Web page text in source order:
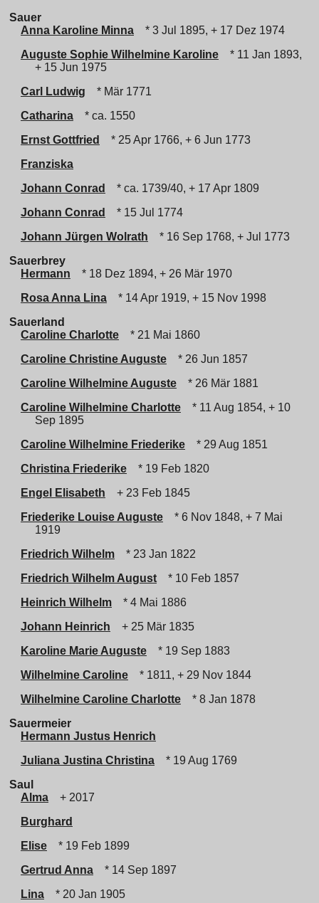
Sauer
Anna Karoline Minna
* 3 Jul 1895, + 17 Dez 1974
Auguste Sophie Wilhelmine Karoline
* 11 Jan 1893,
+ 15 Jun 1975
Carl Ludwig
* Mär 1771
Catharina
* ca. 1550
Ernst Gottfried
* 25 Apr 1766, + 6 Jun 1773
Franziska
Johann Conrad
* ca. 1739/40, + 17 Apr 1809
Johann Conrad
* 15 Jul 1774
Johann Jürgen Wolrath
* 16 Sep 1768, + Jul 1773
Sauerbrey
Hermann
* 18 Dez 1894, + 26 Mär 1970
Rosa Anna Lina
* 14 Apr 1919, + 15 Nov 1998
Sauerland
Caroline Charlotte
* 21 Mai 1860
Caroline Christine Auguste
* 26 Jun 1857
Caroline Wilhelmine Auguste
* 26 Mär 1881
Caroline Wilhelmine Charlotte
* 11 Aug 1854, + 10
Sep 1895
Caroline Wilhelmine Friederike
* 29 Aug 1851
Christina Friederike
* 19 Feb 1820
Engel Elisabeth
+ 23 Feb 1845
Friederike Louise Auguste
* 6 Nov 1848, + 7 Mai
1919
Friedrich Wilhelm
* 23 Jan 1822
Friedrich Wilhelm August
* 10 Feb 1857
Heinrich Wilhelm
* 4 Mai 1886
Johann Heinrich
+ 25 Mär 1835
Karoline Marie Auguste
* 19 Sep 1883
Wilhelmine Caroline
* 1811, + 29 Nov 1844
Wilhelmine Caroline Charlotte
* 8 Jan 1878
Sauermeier
Hermann Justus Henrich
Juliana Justina Christina
* 19 Aug 1769
Saul
Alma
+ 2017
Burghard
Elise
* 19 Feb 1899
Gertrud Anna
* 14 Sep 1897
Lina
* 20 Jan 1905